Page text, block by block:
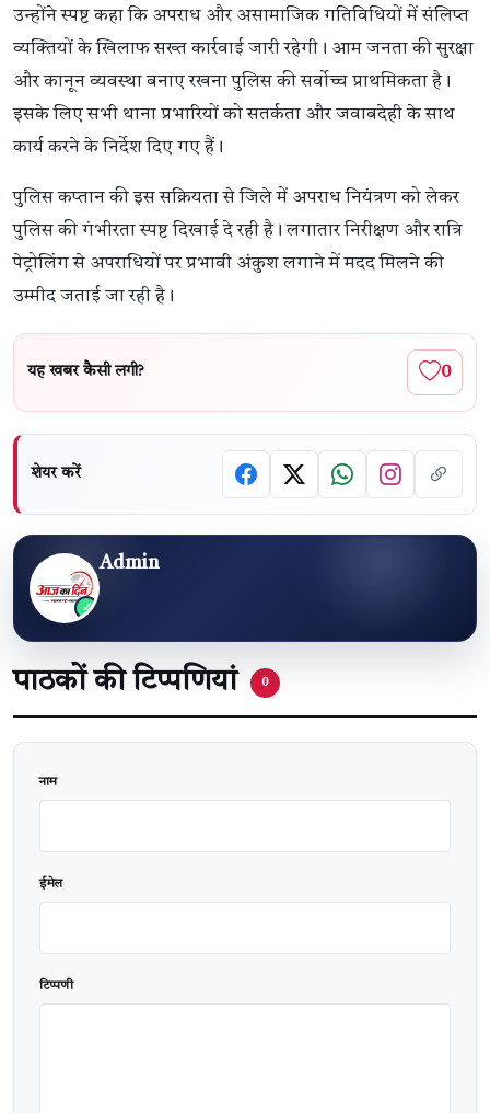
उन्होंने स्पष्ट कहा कि अपराध और असामाजिक गतिविधियों में संलिप्त
व्यक्तियों के खिलाफ सख्त कार्रवाई जारी रहेगी। आम जनता की सुरक्षा
और कानून व्यवस्था बनाए रखना पुलिस की सर्वोच्च प्राथमिकता है।
इसके लिए सभी थाना प्रभारियों को सतर्कता और जवाबदेही के साथ
कार्य करने के निर्देश दिए गए हैं।
पुलिस कप्तान की इस सक्रियता से जिले में अपराध नियंत्रण को लेकर
पुलिस की गंभीरता स्पष्ट दिखाई दे रही है। लगातार निरीक्षण और रात्रि
पेट्रोलिंग से अपराधियों पर प्रभावी अंकुश लगाने में मदद मिलने की
उम्मीद जताई जा रही है।
यह खबर कैसी लगी? 0
शेयर करें
Admin
पाठकों की टिप्पणियां 0
नाम
ईमेल
टिप्पणी